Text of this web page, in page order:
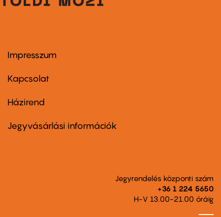
Footer
first
Impresszum
Kapcsolat
Footer
second
Házirend
Jegyvásárlási információk
Jegyrendelés központi szám
+36 1 224 5650
H-V 13.00-21.00 óráig